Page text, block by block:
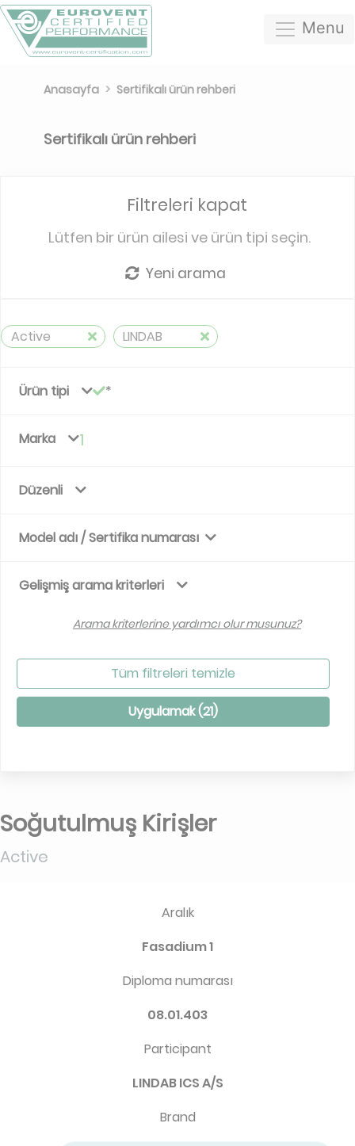
Menu
Anasayfa Sertifikalı ürün rehberi
Sertifikalı ürün rehberi
Filtreleri kapat
Lütfen bir ürün ailesi ve ürün tipi seçin.
Yeni arama
Active LINDAB
Ürün tipi
Marka 1
Düzenli
Model adı / Sertifika numarası
Gelişmiş arama kriterleri
Arama kriterlerine yardımcı olur musunuz?
Tüm filtreleri temizle
Uygulamak (21)
Soğutulmuş Kirişler
Active
Aralık
Fasadium 1
Diploma numarası
08.01.403
Participant
LINDAB ICS A/S
Brand